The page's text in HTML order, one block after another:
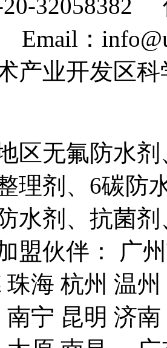
20-32058382
Email：
产业开发区
区无氟防水
理剂、6碳防
水剂、抗菌
盟伙伴： 广
珠海 杭州 温
南宁 昆明 济